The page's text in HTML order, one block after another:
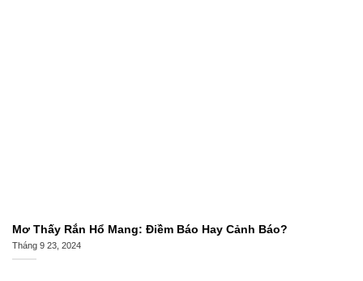
Mơ Thấy Rắn Hổ Mang: Điềm Báo Hay Cảnh Báo?
Tháng 9 23, 2024